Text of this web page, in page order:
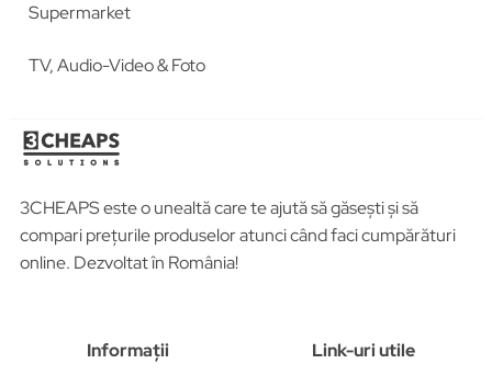
Supermarket
TV, Audio-Video & Foto
3CHEAPS este o unealtă care te ajută să găsești și să
compari prețurile produselor atunci când faci cumpărături
online. Dezvoltat în România!
Informații
Link-uri utile